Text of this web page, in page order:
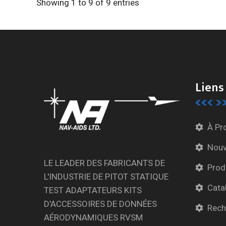
Showing 1 to 9 of 9 entries
LE LEADER DES FABRICANTS DE
L'INDUSTRIE DE PITOT STATIQUE
TEST ADAPTATEURS KITS
D'ACCESSOIRES DE DONNÉES
AÉRODYNAMIQUES RVSM
À